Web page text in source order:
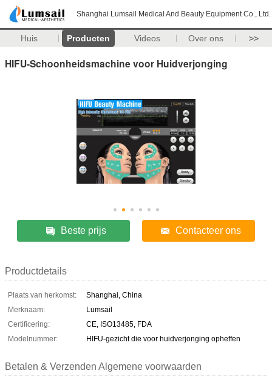
Shanghai Lumsail Medical And Beauty Equipment Co., Ltd.
Huis Producten Videos Over ons >>
HIFU-Schoonheidsmachine voor Huidverjonging
Beste prijs Contacteer ons
Productdetails
Plaats van herkomst:
Shanghai, China
Merknaam:
Lumsail
Certificering:
CE, ISO13485, FDA
Modelnummer:
HIFU-gezicht die voor huidverjonging opheffen
Betalen & Verzenden Algemene voorwaarden